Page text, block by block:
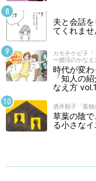
夫と会話
てくれま
カモチケビ子
ー婚活のかなえ
時代が変
「知人の
なえ方
酒井順子「孤独
草葉の陰
る小さなイ